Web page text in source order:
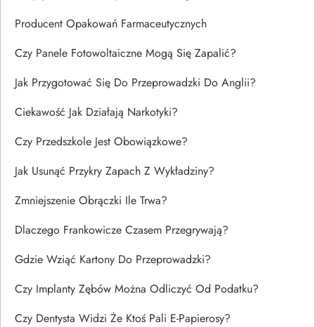
Producent Opakowań Farmaceutycznych
Czy Panele Fotowoltaiczne Mogą Się Zapalić?
Jak Przygotować Się Do Przeprowadzki Do Anglii?
Ciekawość Jak Działają Narkotyki?
Czy Przedszkole Jest Obowiązkowe?
Jak Usunąć Przykry Zapach Z Wykładziny?
Zmniejszenie Obrączki Ile Trwa?
Dlaczego Frankowicze Czasem Przegrywają?
Gdzie Wziąć Kartony Do Przeprowadzki?
Czy Implanty Zębów Można Odliczyć Od Podatku?
Czy Dentysta Widzi Że Ktoś Pali E-Papierosy?